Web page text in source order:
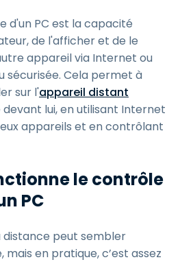
d'un PC est la capacité
de l'afficher et de le
appareil via Internet ou
sécurisée. Cela permet à
sur l'appareil distant
lui, en utilisant Internet
appareils et en contrôlant
le contrôle
PC
distance peut sembler
en pratique, c’est assez